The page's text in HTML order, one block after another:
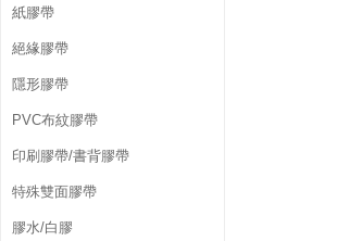
紙膠帶
絕緣膠帶
隱形膠帶
PVC布紋膠帶
印刷膠帶/書背膠帶
特殊雙面膠帶
膠水/白膠